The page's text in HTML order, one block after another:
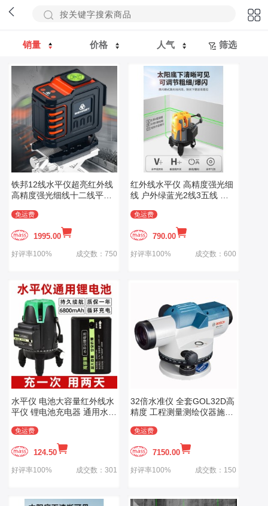
销量 价格 人气 筛选
铁邦12线水平仪超亮红外线
高精度强光细线十二线平水
免运费
1995.00
好评率100% 成交数：750
红外线水平仪 高精度强光细
线 户外绿蓝光2线3五线 激
免运费
790.00
好评率100% 成交数：600
水平仪 电池大容量红外线水
平仪 锂电池充电器 通用水平
免运费
124.50
好评率100% 成交数：301
32倍水准仪 全套GOL32D高
精度 工程测量测绘仪器施工
免运费
7150.00
好评率100% 成交数：150